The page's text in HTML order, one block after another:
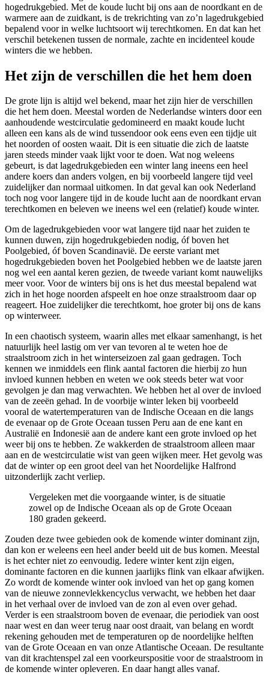
hogedrukgebied. Met de koude lucht bij ons aan de noordkant en de
warmere aan de zuidkant, is de trekrichting van zo’n lagedrukgebied
bepalend voor in welke luchtsoort wij terechtkomen. En dat kan het
verschil betekenen tussen de normale, zachte en incidenteel koude
winters die we hebben.
Het zijn de verschillen die het hem doen
De grote lijn is altijd wel bekend, maar het zijn hier de verschillen
die het hem doen. Meestal worden de Nederlandse winters door een
aanhoudende westcirculatie gedomineerd en maakt koude lucht
alleen een kans als de wind tussendoor ook eens even een tijdje uit
het noorden of oosten waait. Dit is een situatie die zich de laatste
jaren steeds minder vaak lijkt voor te doen. Wat nog weleens
gebeurt, is dat lagedrukgebieden een winter lang ineens een heel
andere koers dan anders volgen, en bij voorbeeld langere tijd veel
zuidelijker dan normaal uitkomen. In dat geval kan ook Nederland
toch nog voor langere tijd in de koude lucht aan de noordkant ervan
terechtkomen en beleven we ineens wel een (relatief) koude winter.
Om de lagedrukgebieden voor wat langere tijd naar het zuiden te
kunnen duwen, zijn hogedrukgebieden nodig, óf boven het
Poolgebied, óf boven Scandinavië. De eerste variant met
hogedrukgebieden boven het Poolgebied hebben we de laatste jaren
nog wel een aantal keren gezien, de tweede variant komt nauwelijks
meer voor. Voor de winters bij ons is het dus meestal bepalend wat
zich in het hoge noorden afspeelt en hoe onze straalstroom daar op
reageert. Hoe zuidelijker die terechtkomt, hoe groter bij ons de kans
op winterweer.
In een chaotisch systeem, waarin alles met elkaar samenhangt, is het
natuurlijk heel lastig om ver van tevoren al te weten hoe de
straalstroom zich in het winterseizoen zal gaan gedragen. Toch
kennen we inmiddels een flink aantal factoren die hierbij zo hun
invloed kunnen hebben en weten we ook steeds beter wat voor
gevolgen je dan mag verwachten. We hebben het al over de invloed
van de zeeën gehad. In de voorbije winter leken bij voorbeeld
vooral de watertemperaturen van de Indische Oceaan en die langs
de evenaar op de Grote Oceaan tussen Peru aan de ene kant en
Australië en Indonesië aan de andere kant een grote invloed op het
weer bij ons te hebben. Ze wakkerden de straalstroom alleen maar
aan en de westcirculatie wist van geen wijken meer. Het gevolg was
dat de winter op een groot deel van het Noordelijke Halfrond
uitzonderlijk zacht verliep.
Vergeleken met die voorgaande winter, is de situatie
zowel op de Indische Oceaan als op de Grote Oceaan
180 graden gekeerd.
Zouden deze twee gebieden ook de komende winter dominant zijn,
dan kon er weleens een heel ander beeld uit de bus komen. Meestal
is het echter niet zo eenvoudig. Iedere winter kent zijn eigen,
dominante factoren en die kunnen jaarlijks flink van elkaar afwijken.
Zo wordt de komende winter ook invloed van het op gang komen
van de nieuwe zonnevlekkencyclus verwacht, we hebben het daar
in het verhaal over de invloed van de zon al even over gehad.
Verder is een straalstroom boven de evenaar, die periodiek van oost
naar west en dan weer terug naar oost draait, van belang en wordt
rekening gehouden met de temperaturen op de noordelijke helften
van de Grote Oceaan en van onze Atlantische Oceaan. De resultante
van dit krachtenspel zal een voorkeurspositie voor de straalstroom in
de komende winter opleveren. En daar hangt alles vanaf.